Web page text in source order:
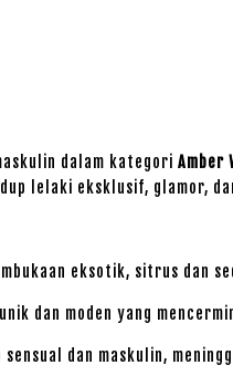
dalam kategori Amber
lelaki eksklusif, glamor,
eksotik, sitrus dan
dan moden yang
dan maskulin,